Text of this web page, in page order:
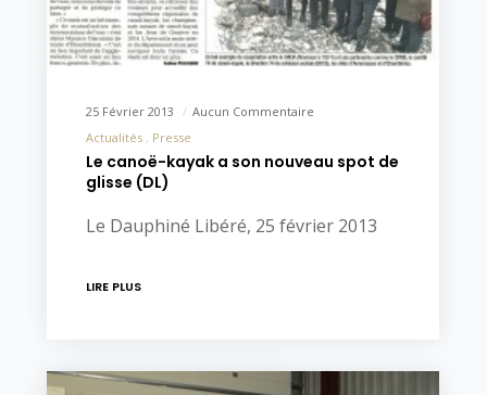
25 Février 2013
Aucun Commentaire
Actualités
Presse
Le canoë-kayak a son nouveau spot de
glisse (DL)
Le Dauphiné Libéré, 25 février 2013
LIRE PLUS